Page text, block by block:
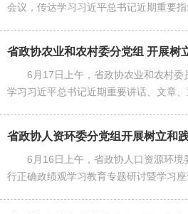
会议，传达学习习近平总书记近期重要指
6月17日上午，省政协农业和农村委
学习习近平总书记近期重要讲话、文章、
6月16日上午，省政协人口资源环境
行正确政绩观学习教育专题研讨暨学习